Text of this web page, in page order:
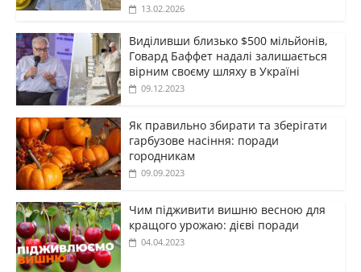
13.02.2026
Виділивши близько $500 мільйонів,
Говард Баффет надалі залишається
вірним своєму шляху в Україні
09.12.2023
Як правильно збирати та зберігати
гарбузове насіння: поради
городникам
09.09.2023
Чим підживити вишню весною для
кращого урожаю: дієві поради
04.04.2023